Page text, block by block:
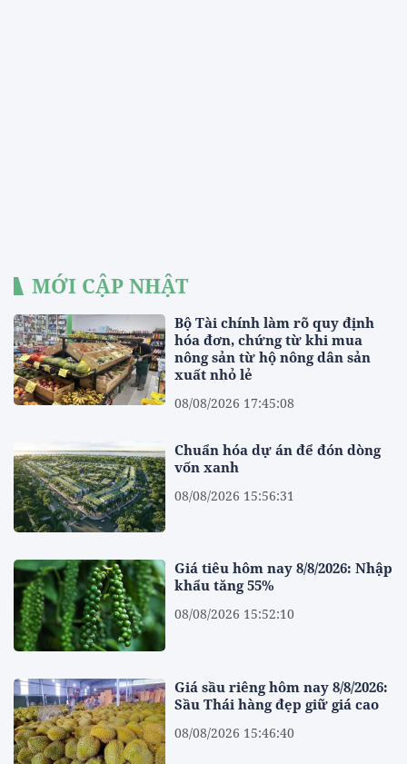
MỚI CẬP NHẬT
Bộ Tài chính làm rõ quy định
hóa đơn, chứng từ khi mua
nông sản từ hộ nông dân sản
xuất nhỏ lẻ
08/08/2026 17:45:08
Chuẩn hóa dự án để đón dòng
vốn xanh
08/08/2026 15:56:31
Giá tiêu hôm nay 8/8/2026: Nhập
khẩu tăng 55%
08/08/2026 15:52:10
Giá sầu riêng hôm nay 8/8/2026:
Sầu Thái hàng đẹp giữ giá cao
08/08/2026 15:46:40